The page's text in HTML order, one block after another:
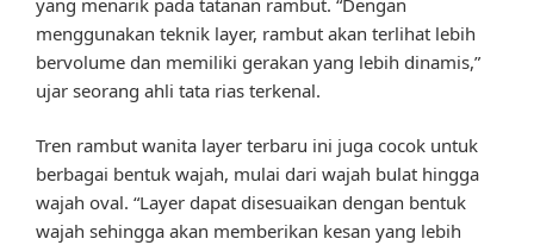
menggunakan teknik layer, rambut akan terlihat lebih
bervolume dan memiliki gerakan yang lebih dinamis,”
ujar seorang ahli tata rias terkenal.
Tren rambut wanita layer terbaru ini juga cocok untuk
berbagai bentuk wajah, mulai dari wajah bulat hingga
wajah oval. “Layer dapat disesuaikan dengan bentuk
wajah sehingga akan memberikan kesan yang lebih